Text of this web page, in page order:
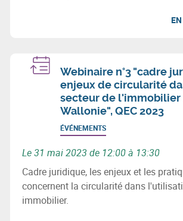
Webinaire n°3 "cadre
enjeux de circularité
secteur de l'immobilier
Wallonie", QEC 2023
ÉVÉNEMENTS
Le 31 mai 2023 de 12:00 à 13:30
Cadre juridique, les enjeux et les
concernent la circularité dans
immobilier.